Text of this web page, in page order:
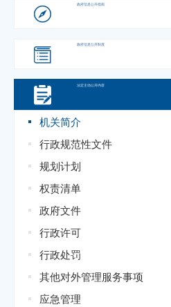
政府信息公开指南
政府信息公开制度
法定主动公开内容
机关简介
行政规范性文件
规划计划
权责清单
政府文件
行政许可
行政处罚
其他对外管理服务事项
应急管理